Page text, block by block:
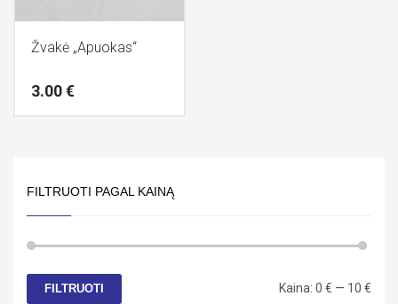
Žvakė „Apuokas“
3.00€
FILTRUOTI PAGAL KAINĄ
FILTRUOTI Kaina: 0 € — 10 €